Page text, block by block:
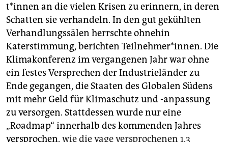
t*in­nen an die vielen Krisen zu erinnern, in deren
Schatten sie verhandeln. In den gut gekühlten
Verhandlungssälen herrschte ohnehin
Katerstimmung, berichten Teilnehmer*innen. Die
Klimakonferenz im vergangenen Jahr war ohne
ein festes Versprechen der Industrieländer zu
Ende gegangen, die Staaten des Globalen Südens
mit mehr Geld für Klimaschutz und -anpassung
zu versorgen. Stattdessen wurde nur eine
„Roadmap“ innerhalb des kommenden Jahres
versprochen, wie die vage versprochenen 1,3